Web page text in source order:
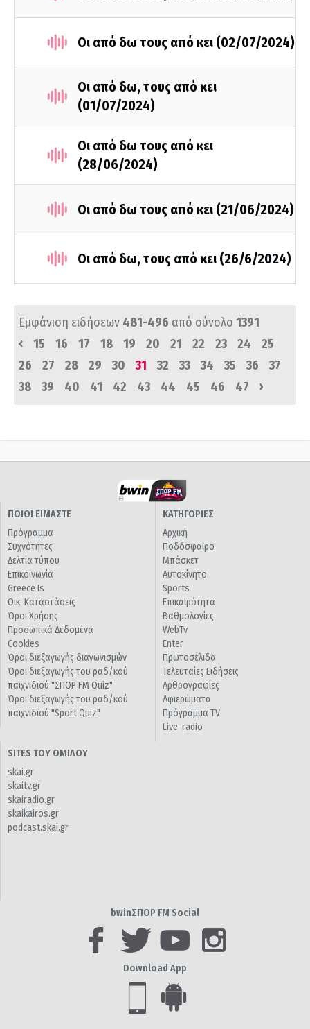
Οι από δω τους από κει (02/07/2024)
Οι από δω, τους από κει
(01/07/2024)
Οι από δω τους από κει
(28/06/2024)
Οι από δω τους από κει (21/06/2024)
Οι από δω, τους από κει (26/6/2024)
Εμφάνιση ειδήσεων 481-496 από σύνολο 1391
‹
15 16 17 18 19 20 21 22 23 24
25
26
27 28 29 30 31 32 33 34 35 36
37
38
39 40 41 42 43 44 45 46 47 ›
ΠΟΙΟΙ ΕΙΜΑΣΤΕ
Πρόγραμμα
Συχνότητες
Δελτία τύπου
Επικοινωνία
Greece Is
Οικ. Καταστάσεις
Όροι Χρήσης
Προσωπικά Δεδομένα
Cookies
Όροι διεξαγωγής διαγωνισμών
Όροι διεξαγωγής του ραδ/κού
παιχνιδιού "ΣΠΟΡ FM Quiz"
Όροι διεξαγωγής του ραδ/κού
παιχνιδιού "Sport Quiz"
ΚΑΤΗΓΟΡΙΕΣ
Αρχική
Ποδόσφαιρο
Μπάσκετ
Αυτοκίνητο
Sports
Επικαιρότητα
Βαθμολογίες
WebTv
Enter
Πρωτοσέλιδα
Τελευταίες Ειδήσεις
Αρθρογραφίες
Αφιερώματα
Πρόγραμμα TV
Live-radio
SITES ΤΟΥ ΟΜΙΛΟΥ
skai.gr
skaitv.gr
skairadio.gr
skaikairos.gr
podcast.skai.gr
bwinΣΠΟΡ FM Social
Download App